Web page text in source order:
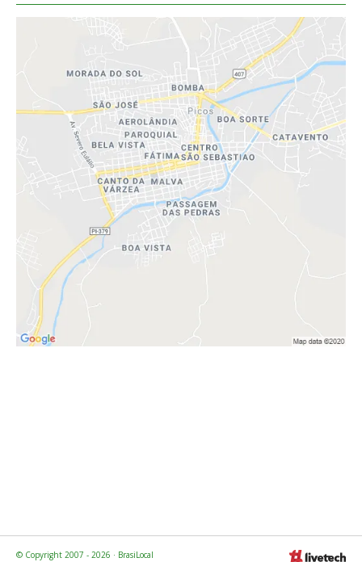
© Copyright 2007 - 2026 · BrasiLocal